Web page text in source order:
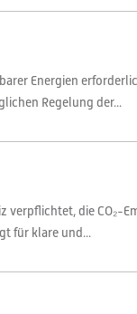
Energien
Regelung der...
verpflichtet, die CO₂-
für klare und...